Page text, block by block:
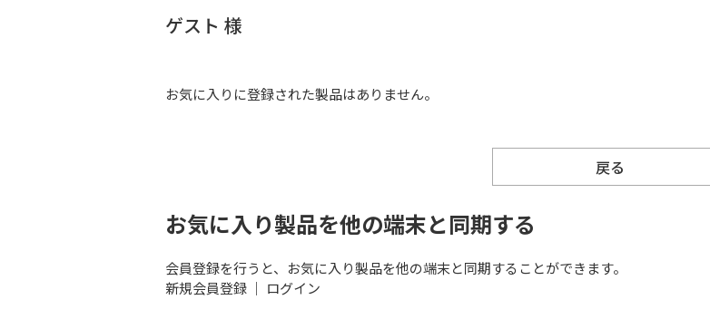
ゲスト 様
お気に入りに登録された製品はありません。
戻る
お気に入り製品を他の端末と同期する
会員登録を行うと、お気に入り製品を他の端末と同期することができます。
新規会員登録 ｜ ログイン